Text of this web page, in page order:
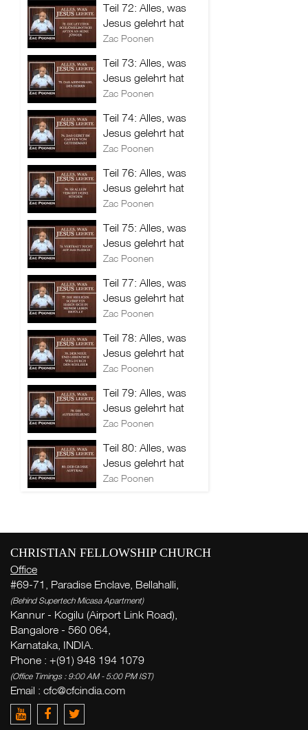
Teil 72: Alles, was
Jesus gelehrt hat
Zac Poonen
Teil 73: Alles, was
Jesus gelehrt hat
Zac Poonen
Teil 74: Alles, was
Jesus gelehrt hat
Zac Poonen
Teil 76: Alles, was
Jesus gelehrt hat
Zac Poonen
Teil 75: Alles, was
Jesus gelehrt hat
Zac Poonen
Teil 77: Alles, was
Jesus gelehrt hat
Zac Poonen
Teil 78: Alles, was
Jesus gelehrt hat
Zac Poonen
Teil 79: Alles, was
Jesus gelehrt hat
Zac Poonen
Teil 80: Alles, was
Jesus gelehrt hat
Zac Poonen
CHRISTIAN FELLOWSHIP CHURCH
Office
#69-71, Paradise Enclave, Bellahalli,
(Behind Supertech Micasa Apartment)
Kannur - Kogilu (Airport Link Road),
Bangalore - 560 064,
Karnataka, INDIA.
Phone : +(91) 948 194 1079
(Office Timings : 9:00 AM - 5:00 PM IST)
Email : cfc@cfcindia.com